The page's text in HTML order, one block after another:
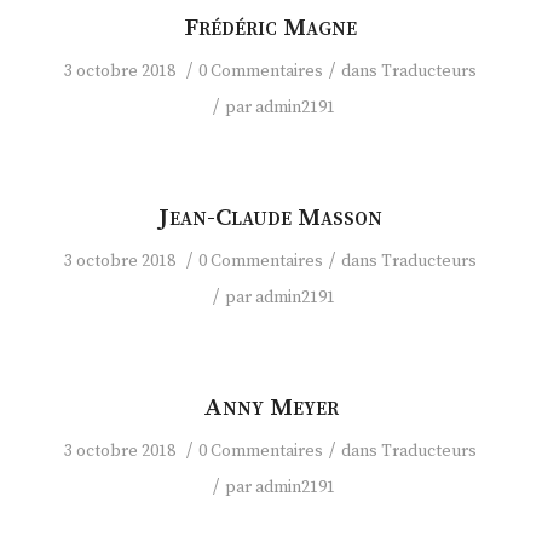
Frédéric Magne
3 octobre 2018 / 0 Commentaires / dansTraducteurs
/ par admin2191
Jean-Claude Masson
3 octobre 2018 / 0 Commentaires / dansTraducteurs
/ par admin2191
Anny Meyer
3 octobre 2018 / 0 Commentaires / dansTraducteurs
/ par admin2191